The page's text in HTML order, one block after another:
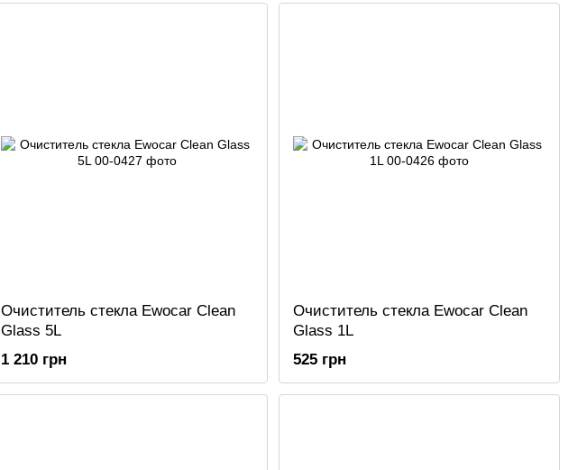
Очиститель стекла Ewocar Clean
Glass 5L
1 210 грн
Очиститель стекла Ewocar Clean
Glass 1L
525 грн